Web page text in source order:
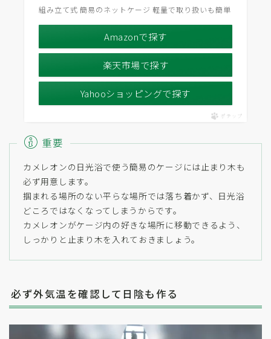
組み立て式 簡易のネットケージ 軽量で取り扱いも簡単
Amazonで探す
楽天市場で探す
Yahooショッピングで探す
ポチップ
重要
カメレオンの日光浴で使う簡易のケージには止まり木も
必ず用意します。
掴まれる場所のない平らな場所では落ち着かず、日光浴
どころではなくなってしまうからです。
カメレオンがケージ内の好きな場所に移動できるよう、
しっかりと止まり木を入れておきましょう。
必ず外気温を確認して日陰も作る